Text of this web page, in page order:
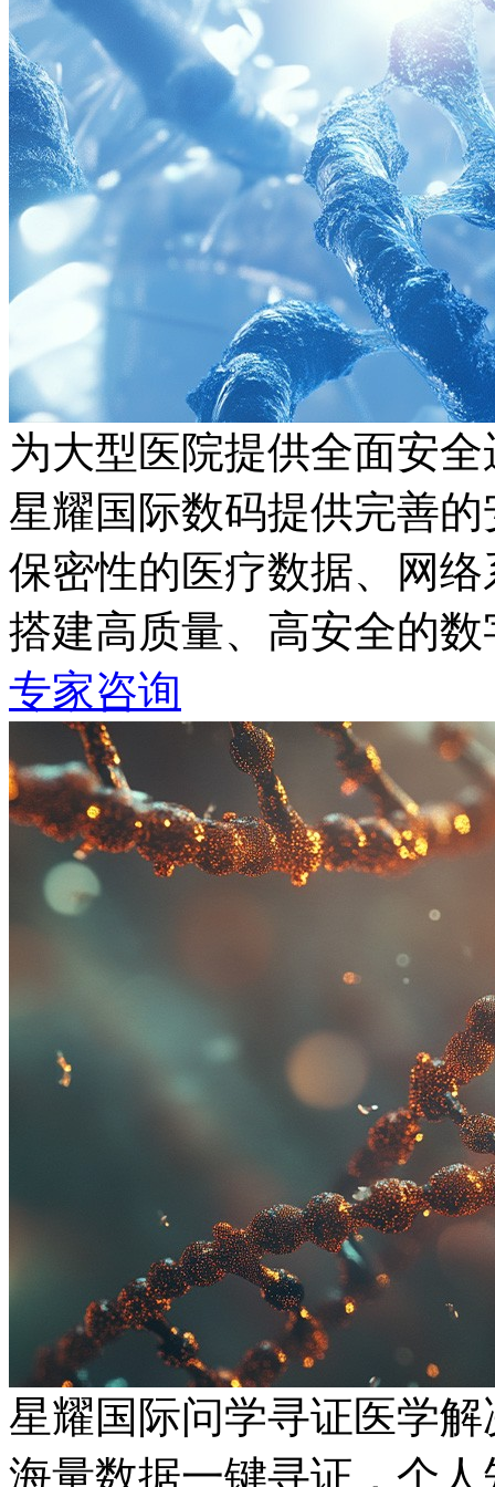
为大型医院提供全面安
星耀国际数码提供完善的
保密性的医疗数据、网
搭建高质量、高安全的
专家咨询
星耀国际问学寻证医学解
海量数据一键寻证，个